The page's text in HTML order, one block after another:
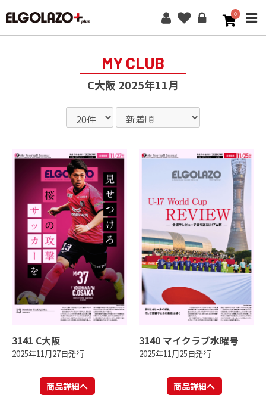
0
MY CLUB
C大阪 2025年11月
3141 C大阪
2025年11月27日発行
商品詳細へ
3140 マイクラブ水曜号
2025年11月25日発行
商品詳細へ